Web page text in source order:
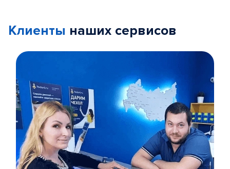
Клиенты наших сервисов